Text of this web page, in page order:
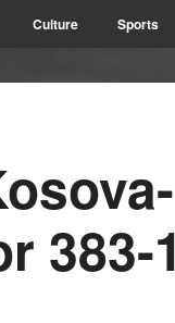
Culture Sports
383-